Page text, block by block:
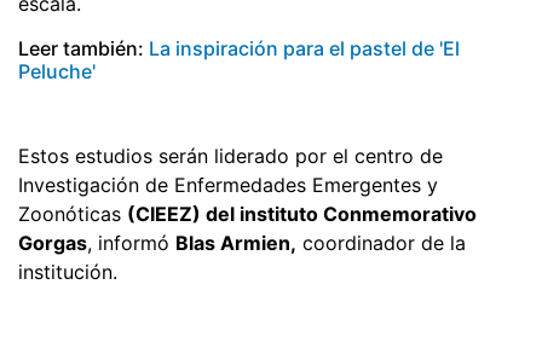
Leer también: La inspiración para el pastel de 'El
Peluche'
Estos estudios serán liderado por el centro de
Investigación de Enfermedades Emergentes y
Zoonóticas (CIEEZ) del instituto Conmemorativo
Gorgas, informó Blas Armien, coordinador de la
institución.